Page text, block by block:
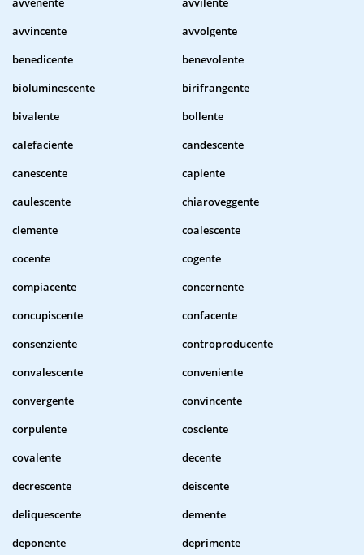
avvincente
avvolgente
benedicente
benevolente
bioluminescente
birifrangente
bivalente
bollente
calefaciente
candescente
canescente
capiente
caulescente
chiaroveggente
clemente
coalescente
cocente
cogente
compiacente
concernente
concupiscente
confacente
consenziente
controproducente
convalescente
conveniente
convergente
convincente
corpulente
cosciente
covalente
decente
decrescente
deiscente
deliquescente
demente
deponente
deprimente